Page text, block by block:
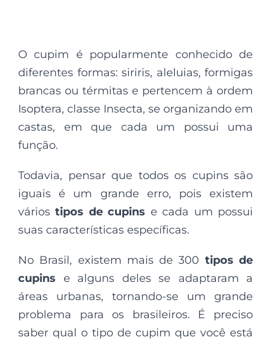
O cupim é popularmente conhecido de
diferentes formas: siriris, aleluias, formigas
brancas ou térmitas e pertencem à ordem
Isoptera, classe Insecta, se organizando em
castas, em que cada um possui uma
função.
Todavia, pensar que todos os cupins são
iguais é um grande erro, pois existem
váriostipos de cupins e cada um possui
suas características específicas.
No Brasil, existem mais de 300 tipos de
cupins e alguns deles se adaptaram a
áreas urbanas, tornando-se um grande
problema para os brasileiros. É preciso
saber qual o tipo de cupim que você está